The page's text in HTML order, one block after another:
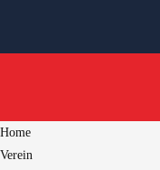
Home
Verein